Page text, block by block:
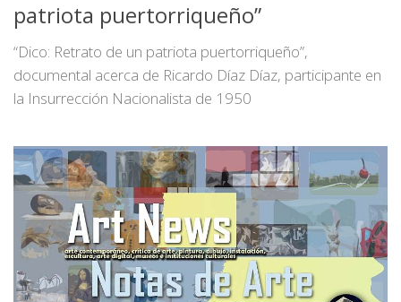
patriota puertorriqueño”
“Dico: Retrato de un patriota puertorriqueño”,
documental acerca de Ricardo Díaz Díaz, participante en
la Insurrección Nacionalista de 1950